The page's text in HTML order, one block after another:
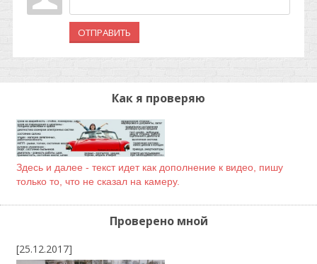
ОТПРАВИТЬ
Как я проверяю
Здесь и далее - текст идет как дополнение к видео, пишу
только то, что не сказал на камеру.
Проверено мной
[25.12.2017]